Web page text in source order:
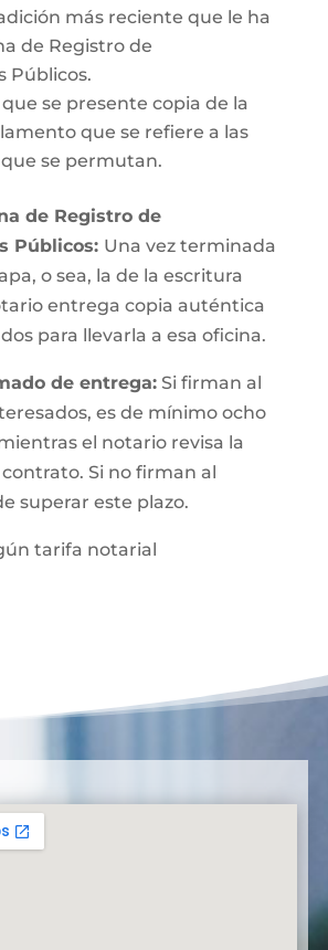
más reciente que le ha
de Registro de
Públicos.
se presente copia de la
que se refiere a las
se permutan.
de Registro de
Públicos: Una vez terminada
o sea, la de la escritura
entrega copia auténtica
para llevarla a esa oficina.
de entrega:Si firman al
es de mínimo ocho
el notario revisa la
Si no firman al
superar este plazo.
tarifa notarial